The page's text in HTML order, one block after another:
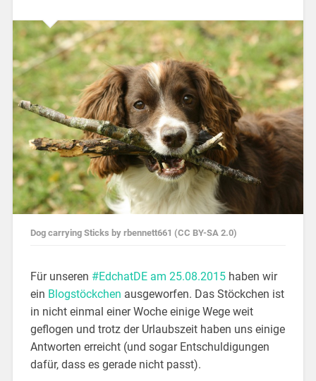
Dog carrying Sticks by rbennett661 (CC BY-SA 2.0)
Für unseren #EdchatDE am 25.08.2015haben wir
ein Blogstöckchen ausgeworfen. Das Stöckchen ist
in nicht einmal einer Woche einige Wege weit
geflogen und trotz der Urlaubszeit haben uns einige
Antworten erreicht (und sogar Entschuldigungen
dafür, dass es gerade nicht passt).